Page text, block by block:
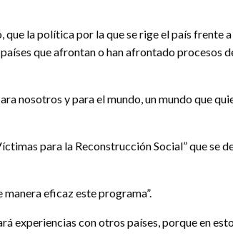
la política por la que se rige el país frente a
que afrontan o han afrontado procesos
nosotros y para el mundo, un mundo que
para la Reconstrucción Social” que se
eficaz este programa”.
experiencias con otros países, porque en